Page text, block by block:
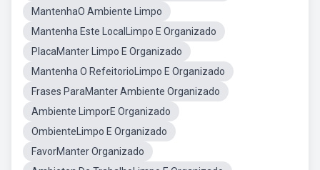
MantenhaO Ambiente Limpo
Mantenha Este LocalLimpo E Organizado
PlacaManter Limpo E Organizado
Mantenha O RefeitorioLimpo E Organizado
Frases ParaManter Ambiente Organizado
Ambiente LimporE Organizado
OmbienteLimpo E Organizado
FavorManter Organizado